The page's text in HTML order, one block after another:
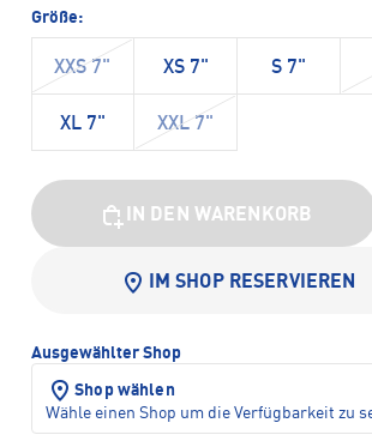
Größe:
XXS 7" XS 7" S 7"
XL 7" XXL 7"
IN DEN WARENKORB
IM SHOP RESERVIEREN
Ausgewählter Shop
Shop wählen
Wähle einen Shop um die Verfügbarkeit zu